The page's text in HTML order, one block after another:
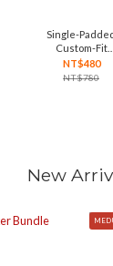
Single-
Custom-Fit
Invisible Bra
(Nude / Blush
NT$480
NT$780
New